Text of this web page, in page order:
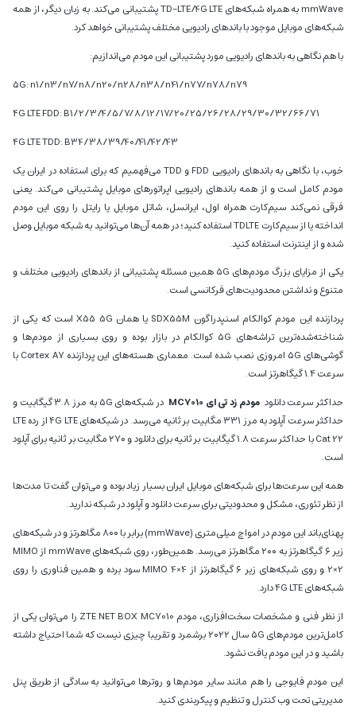
mmWave به همراه شبکه‌های TD-LTE/4G LTE پشتیبانی می‌کند. به زبان دیگر، از همه
شبکه‌های موبایل موجود با باندهای رادیویی مختلف پشتیبانی خواهد کرد.
با هم نگاهی به باندهای رادیویی مورد پشتیبانی این مودم می‌اندازیم:
۵G: n1/n3/n7/n8/n20/n28/n38/n41/n77/n78/n79
۴G LTE FDD: B1/2/3/4/5/7/8/12/17/20/25/26/28/29/30/32/66/71
۴G LTE TDD: B34/38/39/40/41/42/43
خوب، با نگاهی به باندهای رادیویی FDD و TDD می‌فهمیم که برای استفاده در ایران یک
مودم کامل است و از همه باندهای رادیویی اپراتورهای موبایل پشتیبانی می‌کند. یعنی
فرقی نمی‌کند سیم‌کارت همراه اول، ایرانسل، شاتل موبایل یا رایتل را روی این مودم
انداخته یا از سیم‌کارت TDLTE استفاده کنید؛ در همه آن‌ها می‌توانید به شبکه موبایل وصل
شده و از اینترنت استفاده کنید.
یکی از مزایای بزرگ مودم‌های ۵G همین مسئله پشتیبانی از باندهای رادیویی مختلف و
متنوع و نداشتن محدودیت‌های فرکانسی است.
پردازنده این مودم کوالکام اسنپدراگون SDX55M یا همان X55 5G است که یکی از
شناخته‌شده‌ترین تراشه‌های ۵G کوالکام در بازار بوده و روی بسیاری از مودم‌ها و
گوشی‌های ۵G امروزی نصب شده است. معماری هسته‌های این پردازنده Cortex A7 با
سرعت ۱.۴ گیگاهرتز است.
حداکثر سرعت دانلودمودم زد تی ای MC7010
در شبکه‌های ۵G به مرز ۳.۸ گیگابیت و
حداکثر سرعت آپلود به مرز ۳۳۱ مگابیت بر ثانیه می‌رسد. در شبکه‌های ۴G LTE از رده LTE
Cat 22 با حداکثر سرعت ۱.۸ گیگابیت بر ثانیه برای دانلود و ۲۷۰ مگابیت بر ثانیه برای آپلود
است.
همه این سرعت‌ها برای شبکه‌های موبایل ایران بسیار زیاد بوده و می‌توان گفت تا مدت‌ها
از نظر تئوری، مشکل و محدودیتی برای سرعت دانلود و آپلود در شبکه ندارید.
پهنای‌باند این مودم در امواچ میلی‌متری (mmWave) برابر با ۸۰۰ مگاهرتز و در شبکه‌های
زیر ۶ گیگاهرتز به ۲۰۰ مگاهرتز می‌رسد. همین‌طور، روی شبکه‌های mmWave از MIMO
2×2 و روی شبکه‌های زیر ۶ گیگاهرتز از MIMO 4×4 سود برده و همین فناوری را روی
شبکه‌های ۴G LTE دارد.
از نظر فنی و مشخصات سخت‌افزاری، مودم ZTE NET BOX MC7010 را می‌توان یکی از
کامل‌ترین مودم‌های ۵G سال ۲۰۲۲ برشمرد و تقریبا چیزی نیست که شما احتیاج داشته
باشید و در این مودم یافت نشود.
این مودم فایوجی را هم مانند سایر مودم‌ها و روترها می‌توانید به سادگی از طریق پنل
مدیریتی تحت وب کنترل و تنظیم و پیکربندی کنید.